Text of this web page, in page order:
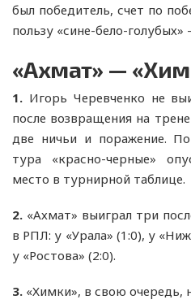
был победитель, счет по
пользу «сине-бело-голубых»
«Ахмат» —
1. Игорь Черевченко не
после возвращения на
две ничьи и поражение.
тура «красно-черные»
место в турнирной таблице.
2. «Ахмат» выиграл три
в РПЛ: у «Урала» (1:0), у
у «Ростова» (2:0).
3. «Химки», в свою очередь,